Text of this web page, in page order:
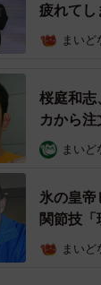
疲れてし
まいど
桜庭和志
カから
まいど
氷の皇帝
関節技「
まいど